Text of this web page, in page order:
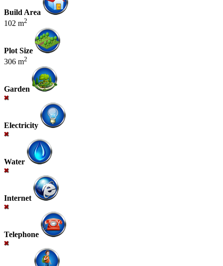
Build Area
102 m2
Plot Size
306 m2
Garden
Electricity
Water
Internet
Telephone